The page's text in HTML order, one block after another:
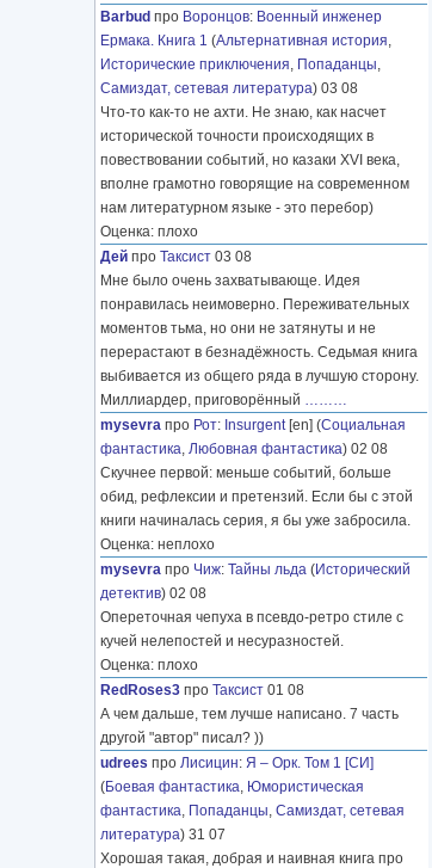
Barbud про Воронцов: Военный инженер
Ермака. Книга 1 (Альтернативная история,
Исторические приключения, Попаданцы,
Самиздат, сетевая литература) 03 08
Что-то как-то не ахти. Не знаю, как насчет
исторической точности происходящих в
повествовании событий, но казаки XVI века,
вполне грамотно говорящие на современном
нам литературном языке - это перебор)
Оценка: плохо
Дей про Таксист 03 08
Мне было очень захватывающе. Идея
понравилась неимоверно. Переживательных
моментов тьма, но они не затянуты и не
перерастают в безнадёжность. Седьмая книга
выбивается из общего ряда в лучшую сторону.
Миллиардер, приговорённый ………
mysevra про Рот: Insurgent[en] (Социальная
фантастика, Любовная фантастика) 02 08
Скучнее первой: меньше событий, больше
обид, рефлексии и претензий. Если бы с этой
книги начиналась серия, я бы уже забросила.
Оценка: неплохо
mysevra про Чиж: Тайны льда (Исторический
детектив) 02 08
Опереточная чепуха в псевдо-ретро стиле с
кучей нелепостей и несуразностей.
Оценка: плохо
RedRoses3 про Таксист 01 08
А чем дальше, тем лучше написано. 7 часть
другой "автор" писал? ))
udrees про Лисицин: Я – Орк. Том 1 [СИ]
(Боевая фантастика, Юмористическая
фантастика, Попаданцы, Самиздат, сетевая
литература) 31 07
Хорошая такая, добрая и наивная книга про